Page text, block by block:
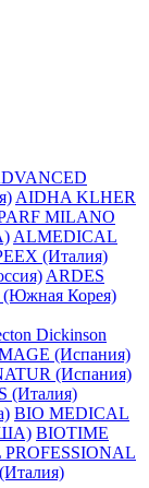
AIDHA KLHER
MILANO
ALMEDICAL
(Италия)
ARDES
Корея)
Dickinson
(Испания)
(Испания)
(Италия)
BIO MEDICAL
BIOTIME